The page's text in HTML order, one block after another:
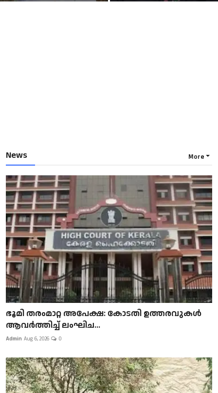
News More
ഭൂമി തരംമാറ്റ അപേക്ഷ: കോടതി ഉത്തരവുകൾ
ആവർത്തിച്ച് ലംഘിച...
Admin Aug 6, 2026 0